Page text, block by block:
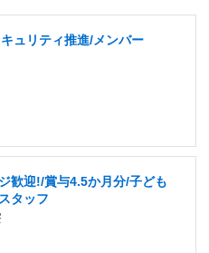
ュリティ推進/メンバー
歓迎!/賞与4.5か月分/子ども
タッフ